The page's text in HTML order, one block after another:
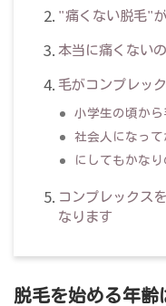
"痛くない脱毛"
本当に痛くない
毛がコンプレッ
小学生の頃から
社会人になっ
にしてもかなり
コンプレックス
なります
脱毛を始める年齢